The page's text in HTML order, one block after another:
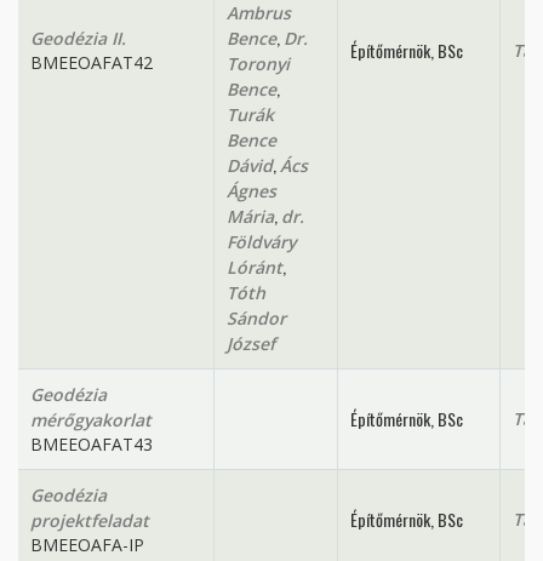
Geodézia II.
BMEEOAFAT42
Ambrus
Bence, Dr.
Toronyi
Bence,
Turák
Bence
Dávid, Ács
Ágnes
Mária, dr.
Földváry
Lóránt,
Tóth
Sándor
József
Építőmérnök, BSc
Geodézia
mérőgyakorlat
BMEEOAFAT43
Építőmérnök, BSc
Geodézia
projektfeladat
BMEEOAFA-IP
Építőmérnök, BSc